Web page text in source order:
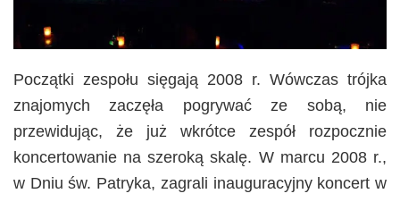
Początki zespołu sięgają 2008 r. Wówczas trójka
znajomych zaczęła pogrywać ze sobą, nie
przewidując, że już wkrótce zespół rozpocznie
koncertowanie na szeroką skalę. W marcu 2008 r.,
w Dniu św. Patryka, zagrali inauguracyjny koncert w